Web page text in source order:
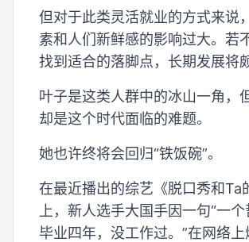
但对于此类灵活就业的方式来说
素和人们新鲜感的影响过大。若
找到适合的落脚点，长期发展将
叶子是这类人群中的冰山一角，
却是这个时代面临的难题。
她也许终将会回归“铁饭碗”。
在最近播出的综艺《脱口秀和Ta
上，新人选手大国手因一句“一个
毕业四年，没工作过。”在网络上